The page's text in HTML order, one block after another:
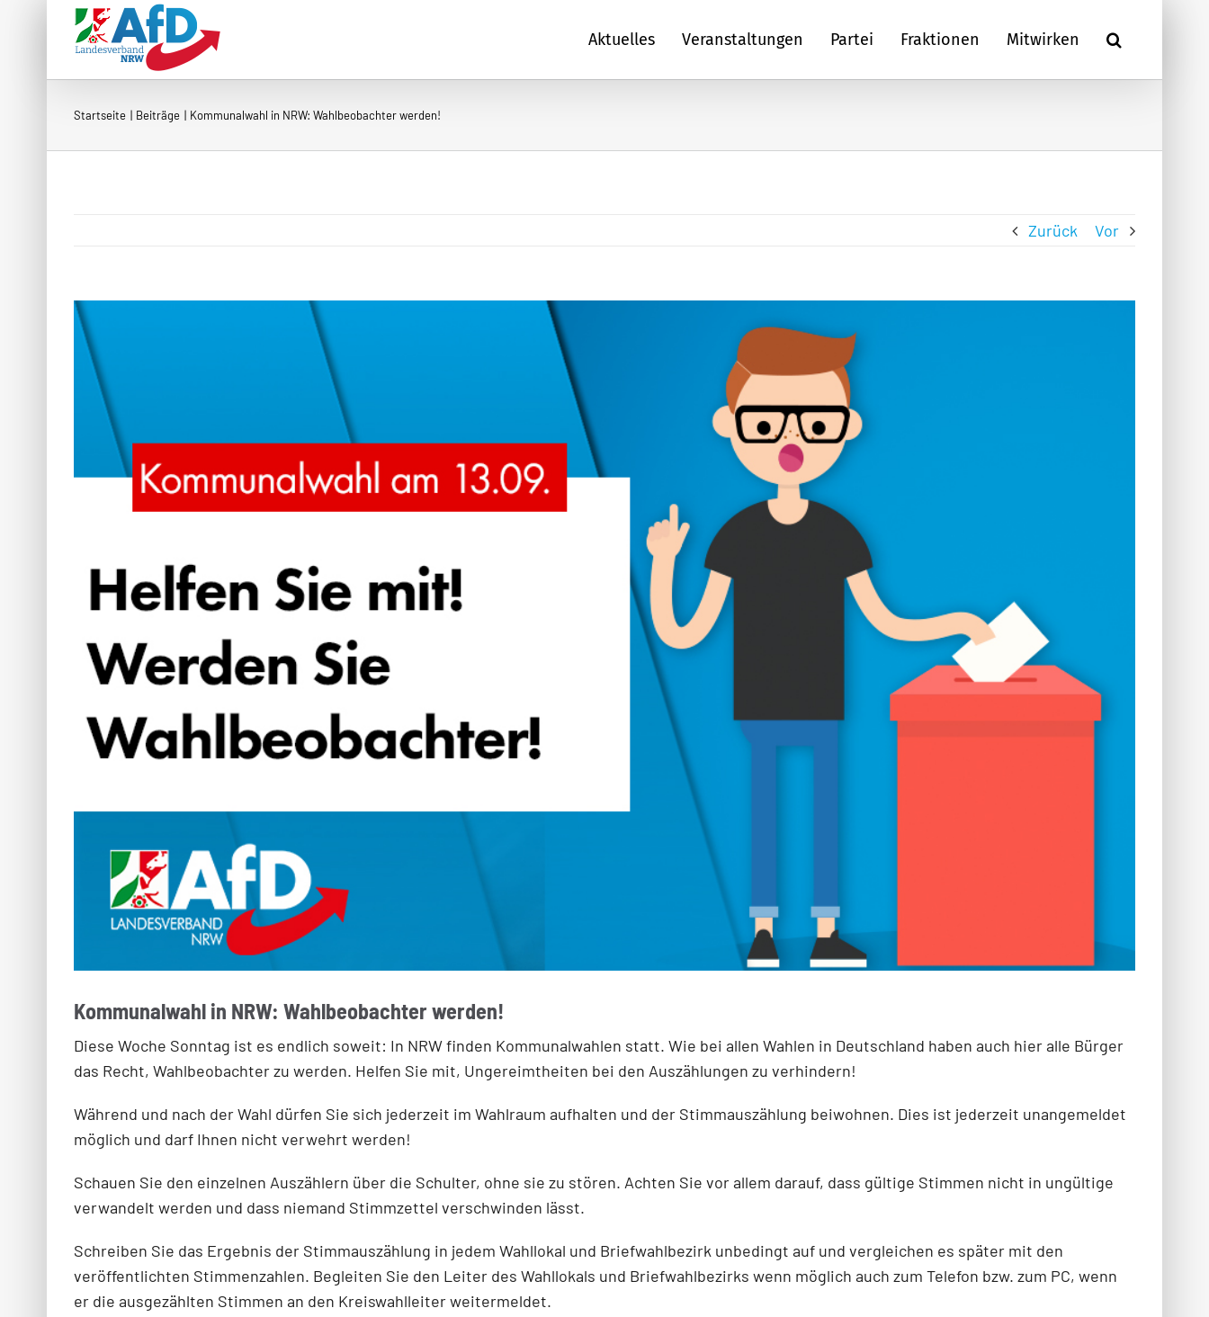
Aktuelles Veranstaltungen Partei Fraktionen Mitwirken
Startseite Beiträge Kommunalwahl in NRW: Wahlbeobachter werden!
Zurück Vor
Kommunalwahl in NRW: Wahlbeobachter werden!
Diese Woche Sonntag ist es endlich soweit: In NRW finden Kommunalwahlen statt. Wie bei allen Wahlen in Deutschland haben auch hier alle Bürger
das Recht, Wahlbeobachter zu werden. Helfen Sie mit, Ungereimtheiten bei den Auszählungen zu verhindern!
Während und nach der Wahl dürfen Sie sich jederzeit im Wahlraum aufhalten und der Stimmauszählung beiwohnen. Dies ist jederzeit unangemeldet
möglich und darf Ihnen nicht verwehrt werden!
Schauen Sie den einzelnen Auszählern über die Schulter, ohne sie zu stören. Achten Sie vor allem darauf, dass gültige Stimmen nicht in ungültige
verwandelt werden und dass niemand Stimmzettel verschwinden lässt.
Schreiben Sie das Ergebnis der Stimmauszählung in jedem Wahllokal und Briefwahlbezirk unbedingt auf und vergleichen es später mit den
veröffentlichten Stimmenzahlen. Begleiten Sie den Leiter des Wahllokals und Briefwahlbezirks wenn möglich auch zum Telefon bzw. zum PC, wenn
er die ausgezählten Stimmen an den Kreiswahlleiter weitermeldet.